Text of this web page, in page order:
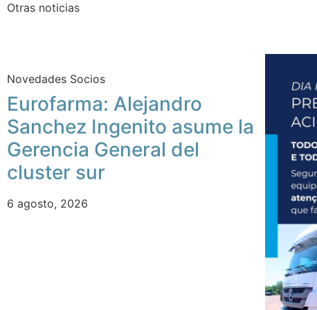
Otras noticias
Novedades Socios
Eurofarma: Alejandro
Sanchez Ingenito asume la
Gerencia General del
cluster sur
6 agosto, 2026